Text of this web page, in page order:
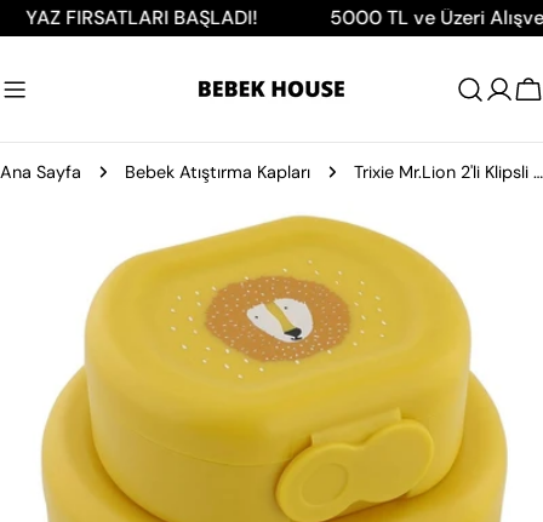
İçeriğe
FIRSATLARI BAŞLADI! 5000 TL ve Üzeri
Ana Sayfa Bebek Atıştırma Kapları Trixie Mr.Lion 2'li Klipsli Atıştırmalık Kutusu
medyasını modda açın